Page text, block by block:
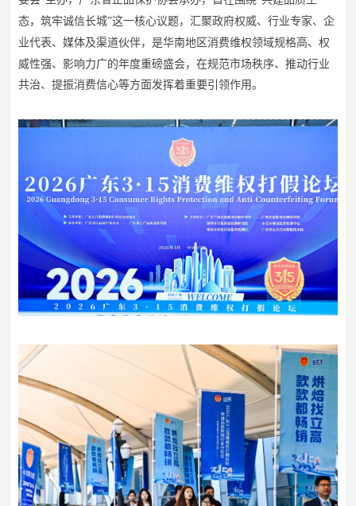
态，筑牢诚信长城”这一核心议题，汇聚政府权威、行业专家、企
业代表、媒体及渠道伙伴，是华南地区消费维权领域规格高、权
威性强、影响力广的年度重磅盛会，在规范市场秩序、推动行业
共治、提振消费信心等方面发挥着重要引领作用。